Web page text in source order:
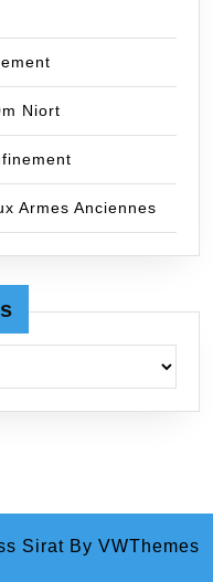
Niort
Armes Anciennes
Sirat By VWThemes